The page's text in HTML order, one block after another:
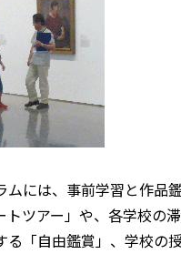
ムには、事前学習と作品
トツアー」や、各学校の
る「自由鑑賞」、学校の